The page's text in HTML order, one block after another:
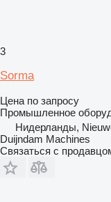
3
Sorma
Цена по запросу
Промышленное
Нидерланды,
Duijndam Machines
Связаться с